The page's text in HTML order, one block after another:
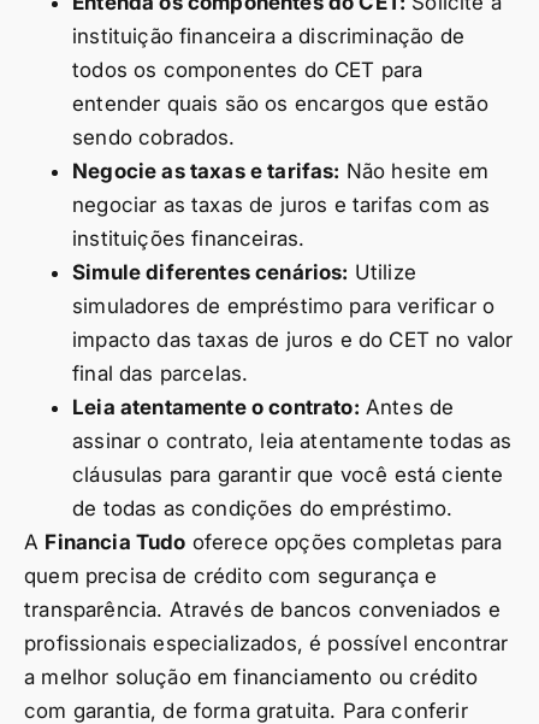
instituição financeira a discriminação de
todos os componentes do CET para
entender quais são os encargos que estão
sendo cobrados.
Negocie as taxas e tarifas: Não hesite em
negociar as taxas de juros e tarifas com as
instituições financeiras.
Simule diferentes cenários: Utilize
simuladores de empréstimo para verificar o
impacto das taxas de juros e do CET no valor
final das parcelas.
Leia atentamente o contrato: Antes de
assinar o contrato, leia atentamente todas as
cláusulas para garantir que você está ciente
de todas as condições do empréstimo.
A Financia Tudo oferece opções completas para
quem precisa de crédito com segurança e
transparência. Através de bancos conveniados e
profissionais especializados, é possível encontrar
a melhor solução em financiamento ou crédito
com garantia, de forma gratuita. Para conferir